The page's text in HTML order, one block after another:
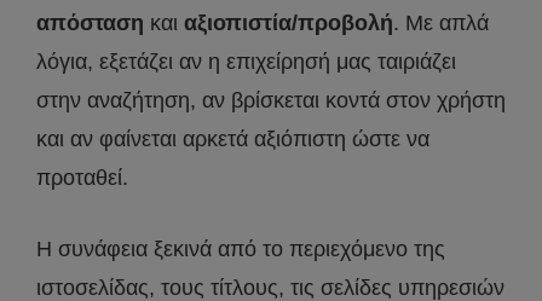
απόσταση και αξιοπιστία/προβολή. Με απλά
λόγια, εξετάζει αν η επιχείρησή μας ταιριάζει
στην αναζήτηση, αν βρίσκεται κοντά στον χρήστη
και αν φαίνεται αρκετά αξιόπιστη ώστε να
προταθεί.
Η συνάφεια ξεκινά από το περιεχόμενο της
ιστοσελίδας, τους τίτλους, τις σελίδες υπηρεσιών